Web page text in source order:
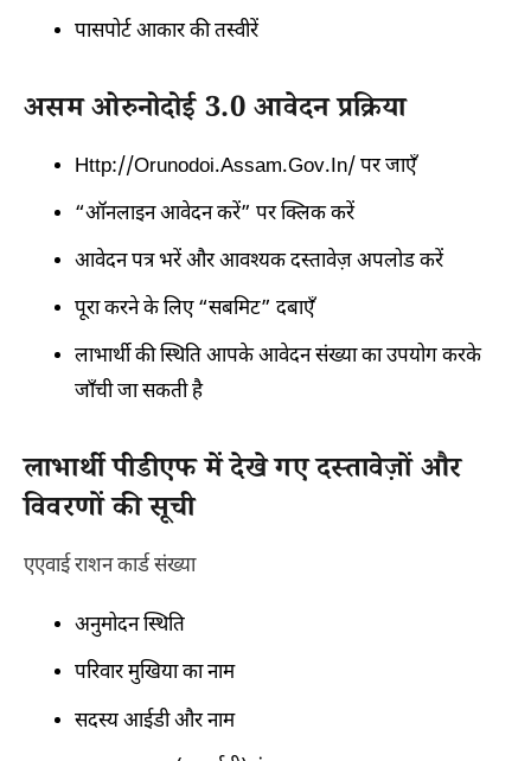
पासपोर्ट आकार की तस्वीरें
असम ओरुनोदोई 3.0 आवेदन प्रक्रिया
Http://orunodoi.assam.gov.in/ पर जाएँ
“ऑनलाइन आवेदन करें” पर क्लिक करें
आवेदन पत्र भरें और आवश्यक दस्तावेज़ अपलोड करें
पूरा करने के लिए “सबमिट” दबाएँ
लाभार्थी की स्थिति आपके आवेदन संख्या का उपयोग करके
जाँची जा सकती है
लाभार्थी पीडीएफ में देखे गए दस्तावेज़ों और
विवरणों की सूची
एएवाई राशन कार्ड संख्या
अनुमोदन स्थिति
परिवार मुखिया का नाम
सदस्य आईडी और नाम